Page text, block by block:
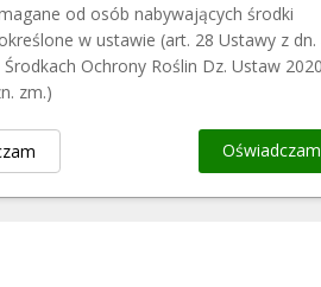
Blog
od osób nabywających środki
w ustawie (art. 28 Ustawy z dn.
Ochrony Roślin Dz. Ustaw 2020
zm.)
Oświadczam